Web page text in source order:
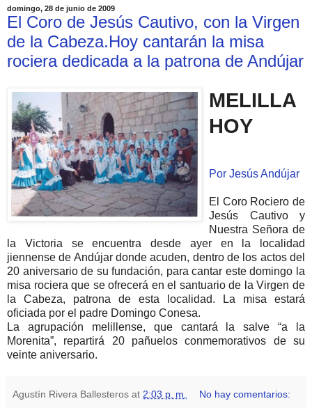
domingo, 28 de junio de 2009
El Coro de Jesús Cautivo, con la Virgen
de la Cabeza.Hoy cantarán la misa
rociera dedicada a la patrona de Andújar
MELILLA
HOY
Por Jesús Andújar
El Coro Rociero de
Jesús Cautivo y
Nuestra Señora de
la Victoria se encuentra desde ayer en la localidad
jiennense de Andújar donde acuden, dentro de los actos del
20 aniversario de su fundación, para cantar este domingo la
misa rociera que se ofrecerá en el santuario de la Virgen de
la Cabeza, patrona de esta localidad. La misa estará
oficiada por el padre Domingo Conesa.
La agrupación melillense, que cantará la salve “a la
Morenita”, repartirá 20 pañuelos conmemorativos de su
veinte aniversario.
Agustín Rivera Ballesteros at 2:03 p. m. No hay comentarios: